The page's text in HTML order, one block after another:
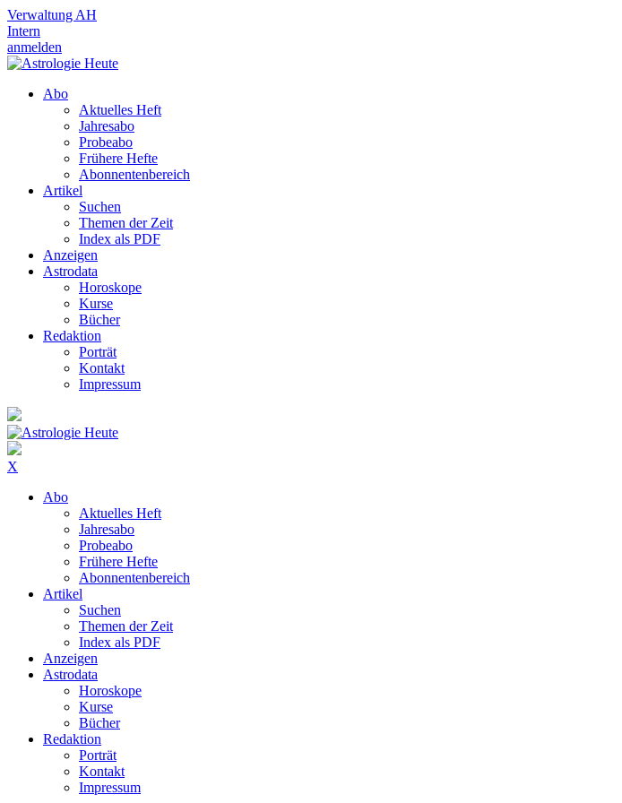
Verwaltung AH
Intern
anmelden
Abo
Aktuelles Heft
Jahresabo
Probeabo
Frühere Hefte
Abonnentenbereich
Artikel
Suchen
Themen der Zeit
Index als PDF
Anzeigen
Astrodata
Horoskope
Kurse
Bücher
Redaktion
Porträt
Kontakt
Impressum
X
Abo
Aktuelles Heft
Jahresabo
Probeabo
Frühere Hefte
Abonnentenbereich
Artikel
Suchen
Themen der Zeit
Index als PDF
Anzeigen
Astrodata
Horoskope
Kurse
Bücher
Redaktion
Porträt
Kontakt
Impressum